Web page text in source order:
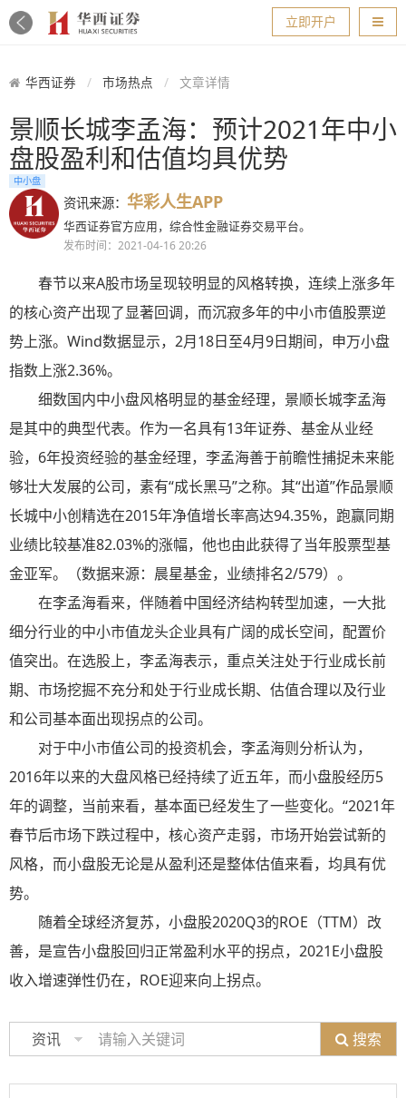
导航
立即开户
华西证券 市场热点 文章详情
景顺长城李孟海：预计2021年中小
盘股盈利和估值均具优势
中小盘
资讯来源： 华彩人生APP
华西证券官方应用，综合性金融证券交易平台。
发布时间：2021-04-16 20:26
春节以来A股市场呈现较明显的风格转换，连续上涨多年
的核心资产出现了显著回调，而沉寂多年的中小市值股票逆
势上涨。Wind数据显示，2月18日至4月9日期间，申万小盘
指数上涨2.36%。
细数国内中小盘风格明显的基金经理，景顺长城李孟海
是其中的典型代表。作为一名具有13年证券、基金从业经
验，6年投资经验的基金经理，李孟海善于前瞻性捕捉未来能
够壮大发展的公司，素有“成长黑马”之称。其“出道”作品景顺
长城中小创精选在2015年净值增长率高达94.35%，跑赢同期
业绩比较基准82.03%的涨幅，他也由此获得了当年股票型基
金亚军。（数据来源：晨星基金，业绩排名2/579）。
在李孟海看来，伴随着中国经济结构转型加速，一大批
细分行业的中小市值龙头企业具有广阔的成长空间，配置价
值突出。在选股上，李孟海表示，重点关注处于行业成长前
期、市场挖掘不充分和处于行业成长期、估值合理以及行业
和公司基本面出现拐点的公司。
对于中小市值公司的投资机会，李孟海则分析认为，
2016年以来的大盘风格已经持续了近五年，而小盘股经历5
年的调整，当前来看，基本面已经发生了一些变化。“2021年
春节后市场下跌过程中，核心资产走弱，市场开始尝试新的
风格，而小盘股无论是从盈利还是整体估值来看，均具有优
势。
随着全球经济复苏，小盘股2020Q3的ROE（TTM）改
善，是宣告小盘股回归正常盈利水平的拐点，2021E小盘股
收入增速弹性仍在，ROE迎来向上拐点。
资讯 搜索